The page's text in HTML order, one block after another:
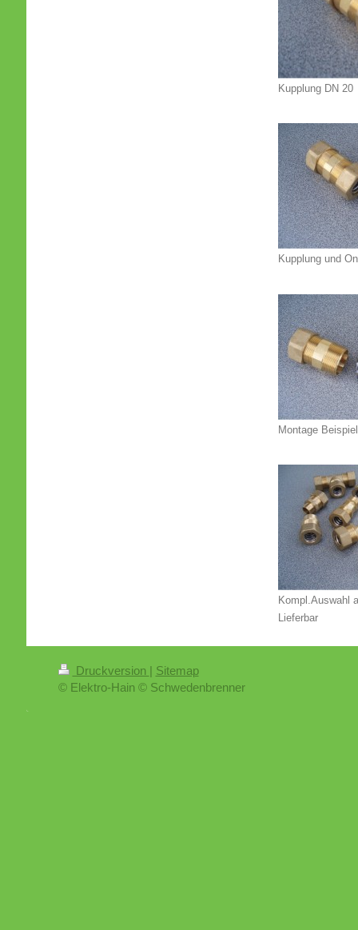
Kupplung DN 20
Kupplung und
Montage
Kompl.Auswahl
Lieferbar
Druckversion | Sitemap
© Elektro-Hain © Schwedenbrenner